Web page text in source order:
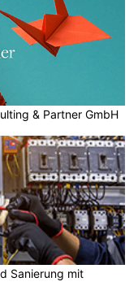
& Partner GmbH
Sanierung mit